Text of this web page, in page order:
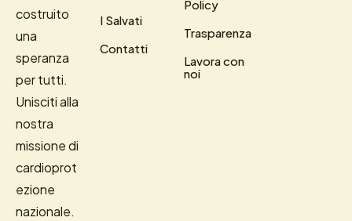
costruito
una
speranza
per tutti.
Unisciti alla
nostra
missione di
cardioprot
ezione
nazionale.
I Salvati
Contatti
Policy
Trasparenza
Lavora con
noi